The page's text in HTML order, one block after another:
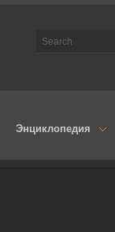
Энциклопедия